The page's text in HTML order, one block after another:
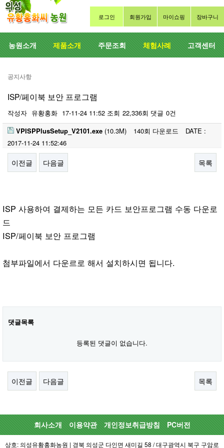
로그인 회원가입 마이쇼핑 장바구니
농원소개 제품소개 주문조회 체험사례 고객센터
공지사항
ISP/페이북 보안 프로그램
작성자 유황홍화 17-11-24 11:52 조회 22,336회 댓글 0건
VPISPPlusSetup_V2101.exe (10.3M) 140회 다운로드
DATE :
2017-11-24 11:52:46
이전글 다음글 목록
ISP 사용하여 결제하는 모든 카드 보안프로그램 수동 다운로
드
ISP/페이북 보안 프로그램
첨부파일에서 다운르로 해서 설치하시면 됩니다.
댓글목록
등록된 댓글이 없습니다.
이전글 다음글 목록
회사소개 이용약관 개인정보취급방침 PC버전
상호: 의성유황홍화농원 | 경북 의성군 다인면 새미길 58 / 대구광역시 북구 구암로